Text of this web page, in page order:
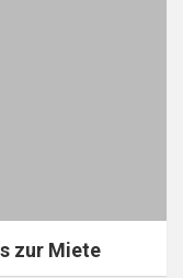
zur Miete